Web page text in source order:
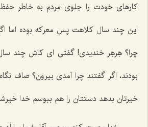
کارهای خودت را جلوی مردم به خاطر حفظ
این چند سال کلاهت پس معرکه بوده اما
چرا؟ هِرهِر خندیدی! گفتی ای کاش چند
بودند، اگر گفتند چرا آمدی بیرون؟ صاف
خیرتان بدهد دستتان را هم ببوسم خدا